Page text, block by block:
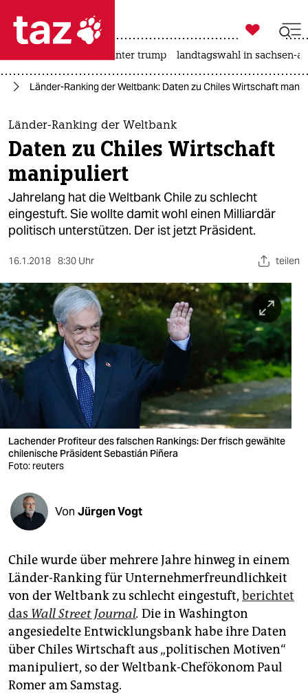
 taz zahl ich
taz zahl ich
themen
politik
öko
gesellschaft
sport
berlin
nord
wahrheit
verlag
verlag
veranstaltungen
fragen & hilfe
abo
genossenschaft
epaper login

taz zahl ich
usa unter trump landtagswahl in sachsen-
Länder-Ranking der Weltbank: Daten zu Chiles Wirtschaft
Länder-Ranking der Weltbank
Daten zu Chiles Wirtschaft
manipuliert
Jahrelang hat die Weltbank Chile zu schlecht
eingestuft. Sie wollte damit wohl einen Milliardär
politisch unterstützen. Der ist jetzt Präsident.
16.1.2018 8:30 Uhr teilen
Lachender Profiteur des falschen Rankings: Der frisch gewählte
chilenische Präsident Sebastián Piñera
Foto: reuters
Von Jürgen Vogt
Chile wurde über mehrere Jahre hinweg in einem
Länder-Ranking für Unternehmerfreundlichkeit
von der Weltbank zu schlecht eingestuft, berichtet
das Wall Street Journal. Die in Washington
angesiedelte Entwicklungsbank habe ihre Daten
über Chiles Wirtschaft aus „politischen Motiven“
manipuliert, so der Weltbank-Chefökonom Paul
Romer am Samstag.